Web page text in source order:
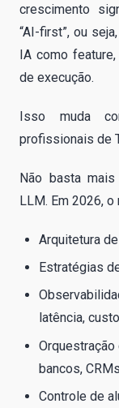
crescimento
“AI-first”, ou
IA como
de execução.
Isso muda
profissionais de
Não basta
LLM. Em 2026,
Arquitetura
Estratégias
latência,
bancos,
Controle de